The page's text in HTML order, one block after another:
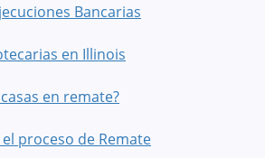
Bancarias
en Illinois
en remate?
proceso de Remate